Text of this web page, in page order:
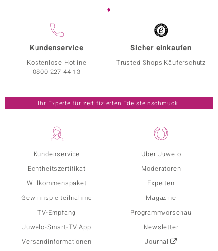
Kundenservice
Echtheitszertifikat
Willkommenspaket
Gewinnspielteilnahme
TV-Empfang
Juwelo-Smart-TV App
Versandinformationen
Über Juwelo
Moderatoren
Experten
Magazine
Programmvorschau
Newsletter
Journal
Kundenservice
Kostenlose Hotline
0800 227 44 13
Sicher einkaufen
Trusted Shops Käuferschutz
Ihr Experte für zertifizierten Edelsteinschmuck.